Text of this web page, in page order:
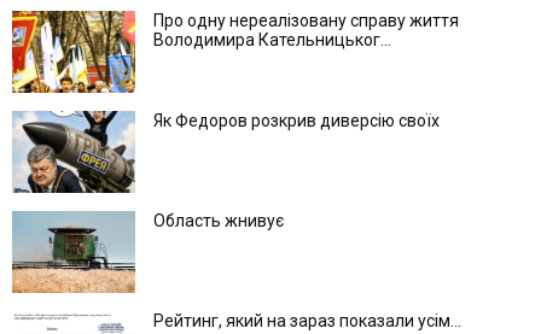
Про одну нереалізовану справу життя
Володимира Кательницьког...
Як Федоров розкрив диверсію своїх
Область жнивує
Рейтинг, який на зараз показали усім...